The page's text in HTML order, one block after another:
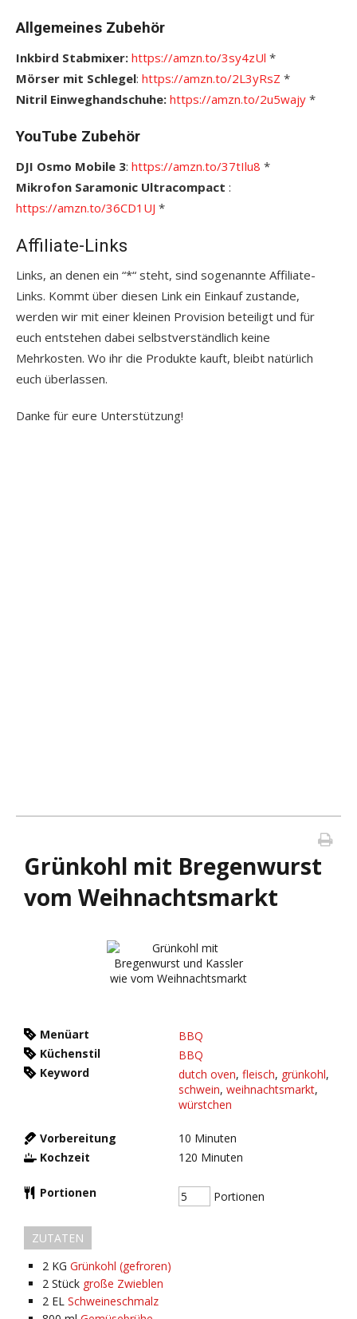
Allgemeines Zubehör
Inkbird Stabmixer: https://amzn.to/3sy4zUl *
Mörser mit Schlegel: https://amzn.to/2L3yRsZ *
Nitril Einweghandschuhe: https://amzn.to/2u5wajy *
YouTube Zubehör
DJI Osmo Mobile 3: https://amzn.to/37tIlu8 *
Mikrofon Saramonic Ultracompact :
https://amzn.to/36CD1UJ *
Affiliate-Links
Links, an denen ein “*“ steht, sind sogenannte Affiliate-
Links. Kommt über diesen Link ein Einkauf zustande,
werden wir mit einer kleinen Provision beteiligt und für
euch entstehen dabei selbstverständlich keine
Mehrkosten. Wo ihr die Produkte kauft, bleibt natürlich
euch überlassen.
Danke für eure Unterstützung!
Grünkohl mit Bregenwurst
vom Weihnachtsmarkt
Menüart
BBQ
Küchenstil
BBQ
Keyword
dutch oven, fleisch, grünkohl,
schwein, weihnachtsmarkt,
würstchen
Vorbereitung 10 Minuten
Kochzeit
120 Minuten
Portionen Portionen
ZUTATEN
2 KG Grünkohl (gefroren)
2 Stück große Zwieblen
2 EL Schweineschmalz